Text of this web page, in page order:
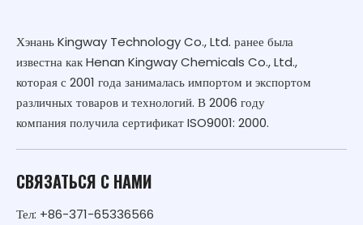
Хэнань Kingway Technology Co., Ltd. ранее была
известна как Henan Kingway Chemicals Co., Ltd.,
которая с 2001 года занималась импортом и экспортом
различных товаров и технологий. В 2006 году
компания получила сертификат ISO9001: 2000.
СВЯЗАТЬСЯ С НАМИ
Тел: +86-371-65336566